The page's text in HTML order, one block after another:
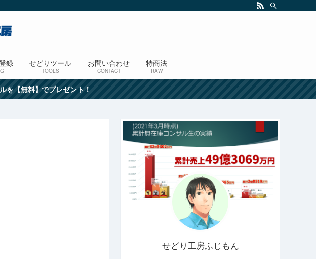
録 せどりツール
TOOLS
お問い合わせ
CONTACT
特商法
RAW
を【無料】でプレゼント！
せどり工房ふじもん